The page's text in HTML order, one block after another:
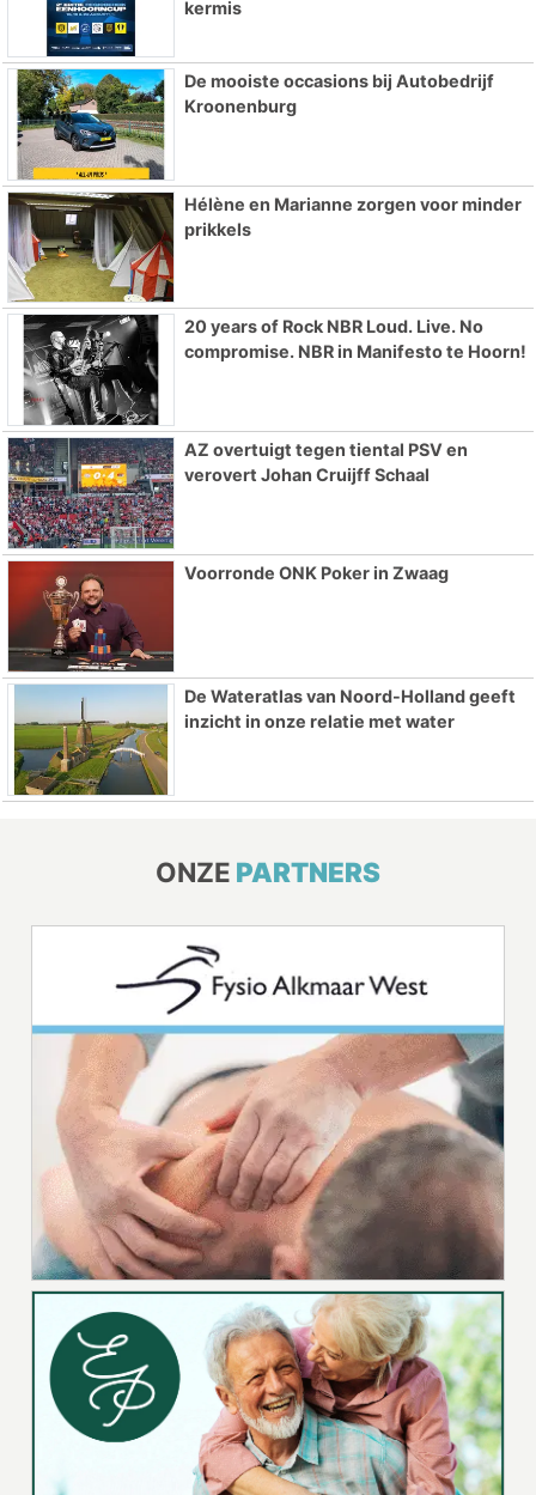
kermis
De mooiste occasions bij Autobedrijf
Kroonenburg
Hélène en Marianne zorgen voor minder
prikkels
20 years of Rock NBR Loud. Live. No
compromise. NBR in Manifesto te Hoorn!
AZ overtuigt tegen tiental PSV en
verovert Johan Cruijff Schaal
Voorronde ONK Poker in Zwaag
De Wateratlas van Noord-Holland geeft
inzicht in onze relatie met water
ONZE PARTNERS